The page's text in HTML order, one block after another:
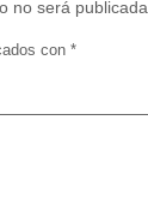
no será
con *